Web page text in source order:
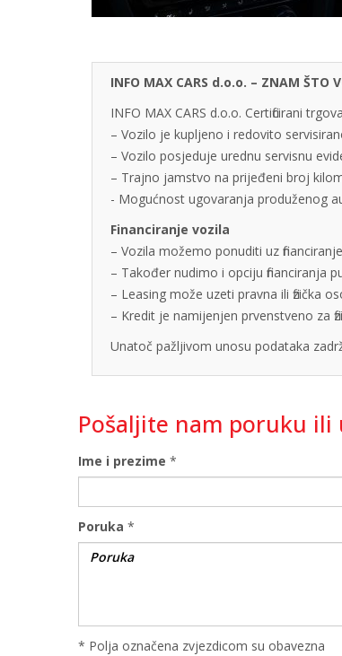
INFO MAX CARS d.o.o. – ZNAM ŠTO
INFO MAX CARS d.o.o. Certificirani
– Vozilo je kupljeno i redovito
– Vozilo posjeduje urednu servisnu
– Trajno jamstvo na prijeđeni broj
- Mogućnost ugovaranja produženog
Financiranje vozila
– Vozila možemo ponuditi uz
– Također nudimo i opciju financiranja
– Leasing može uzeti pravna ili fizička
– Kredit je namijenjen prvenstveno za
Unatoč pažljivom unosu podataka
Pošaljite nam poruku ili
Ime i prezime *
Poruka *
* Polja označena zvjezdicom su obavezna